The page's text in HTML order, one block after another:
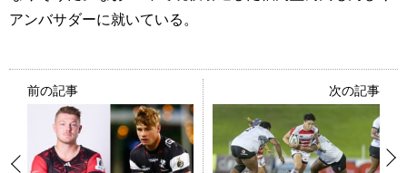
アンバサダーに就いている。
前の記事 次の記事